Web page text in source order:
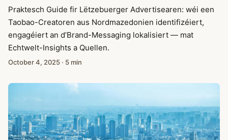
Praktesch Guide fir Lëtzebuerger Advertisearen: wéi een
Taobao-Creatoren aus Nordmazedonien identifizéiert,
engagéiert an d’Brand-Messaging lokalisiert — mat
Echtwelt-Insights a Quellen.
October 4, 2025 · 5 min